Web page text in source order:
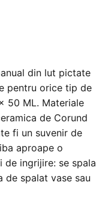
din lut pictate
pentru orice tip de
50 ML. Materiale
de Corund
fi un suvenir de
aproape o
de ingrijire: se spala
de spalat vase sau